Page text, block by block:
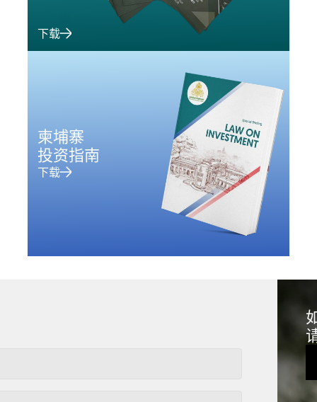
下载
柬埔寨
投资指南
下载